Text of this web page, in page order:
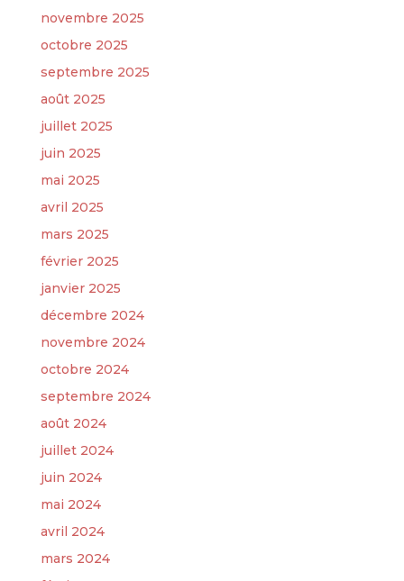
novembre 2025
octobre 2025
septembre 2025
août 2025
juillet 2025
juin 2025
mai 2025
avril 2025
mars 2025
février 2025
janvier 2025
décembre 2024
novembre 2024
octobre 2024
septembre 2024
août 2024
juillet 2024
juin 2024
mai 2024
avril 2024
mars 2024